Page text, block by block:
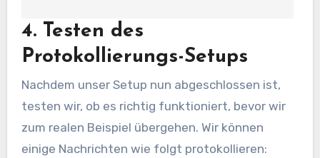
4. Testen des
Protokollierungs-Setups
Nachdem unser Setup nun abgeschlossen ist,
testen wir, ob es richtig funktioniert, bevor wir
zum realen Beispiel übergehen. Wir können
einige Nachrichten wie folgt protokollieren: